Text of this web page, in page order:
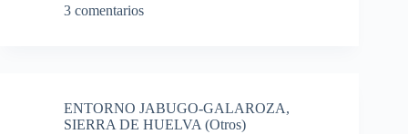
3 comentarios
ENTORNO JABUGO-GALAROZA,
SIERRA DE HUELVA (Otros)